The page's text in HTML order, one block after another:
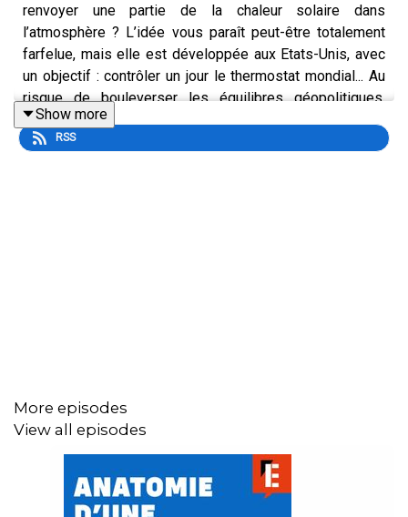
renvoyer une partie de la chaleur solaire dans
l’atmosphère ? L’idée vous paraît peut-être totalement
farfelue, mais elle est développée aux Etats-Unis, avec
un objectif : contrôler un jour le thermostat mondial... Au
risque de bouleverser les équilibres géopolitiques.
Explications avec Sébastien Julian, journaliste au service
Sciences de L’Express.
Montage :Mathias Penguilly
Réalisation :Jules Krot
Show more
RSS
More episodes
View all episodes